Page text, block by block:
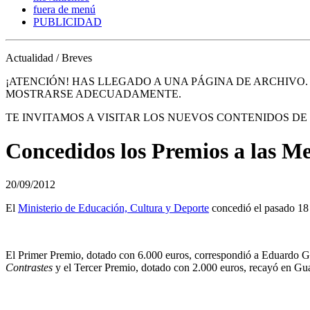
fuera de menú
PUBLICIDAD
Actualidad / Breves
¡ATENCIÓN! HAS LLEGADO A UNA PÁGINA DE
MOSTRARSE ADECUADAMENTE.
TE INVITAMOS A VISITAR LOS NUEVOS CONTENIDOS
Concedidos los Premios a las
20/09/2012
El Ministerio de Educación, Cultura y Deporte concedió el pasado
El Primer Premio, dotado con 6.000 euros, correspondió a Eduardo
Contrastes y el Tercer Premio, dotado con 2.000 euros, recayó en